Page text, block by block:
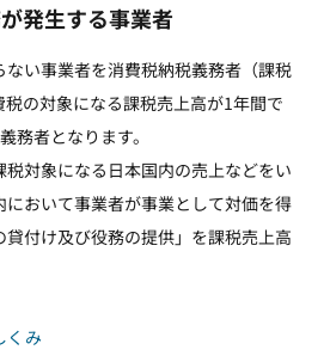
発生する事業者
い事業者を消費税納税義務者（課税
の対象になる課税売上高が1年間で
務者となります。
対象になる日本国内の売上などをい
おいて事業者が事業として対価を得
付け及び役務の提供」を課税売上高
くみ